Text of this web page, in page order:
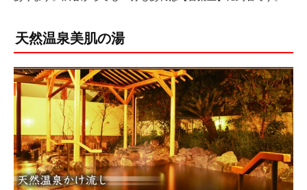
天然温泉美肌の湯